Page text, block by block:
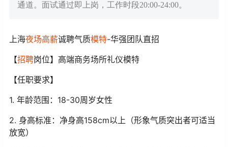
通道。面试通过即上岗，工作时段20:00-24:00。
上海夜场高薪诚聘气质模特-华强团队直招
【招聘岗位】高端商务场所礼仪模特
【任职要求】
1. 年龄范围：18-30周岁女性
2. 身高标准：净身高158cm以上（形象气质突出者可适当
放宽）